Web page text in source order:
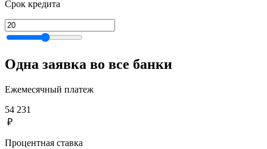
Срок кредита
Одна заявка во все банки
Ежемесячный платеж
54 231
₽
Процентная ставка